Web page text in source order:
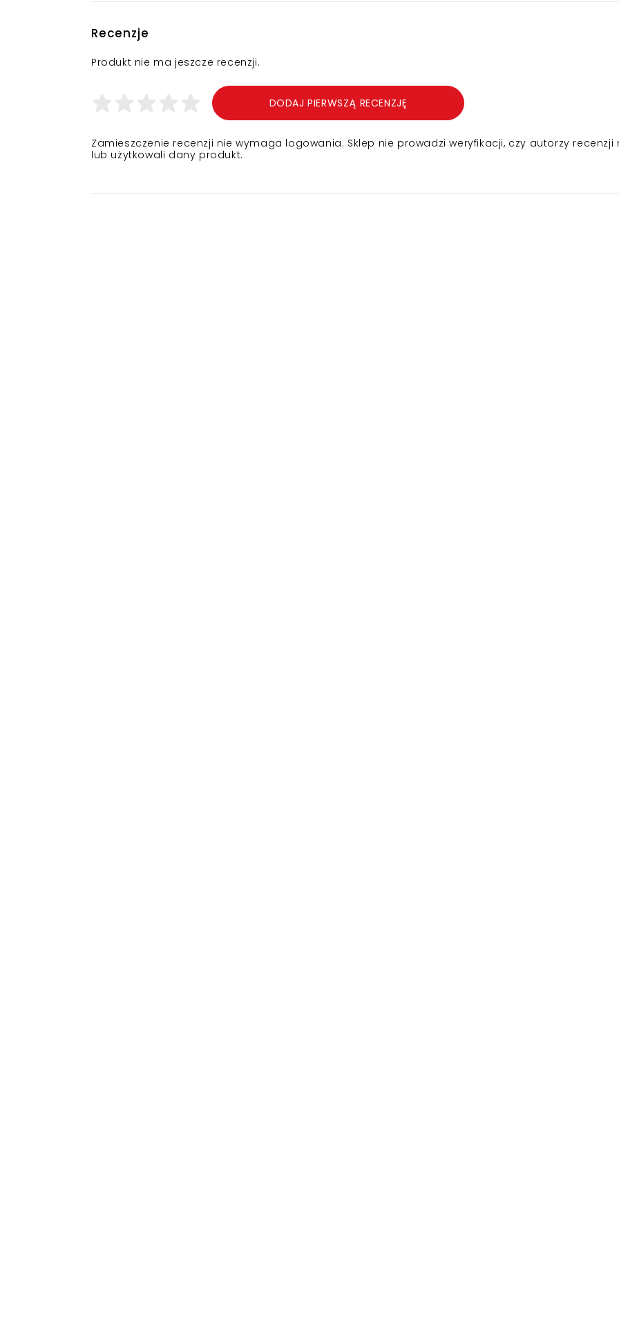
Recenzje
Produkt nie ma jeszcze recenzji.
DODAJ PIERWSZĄ RECENZJĘ
Zamieszczenie recenzji nie wymaga logowania. Sklep nie prowadzi weryfikacji, czy autorzy recenzji
lub użytkowali dany produkt.